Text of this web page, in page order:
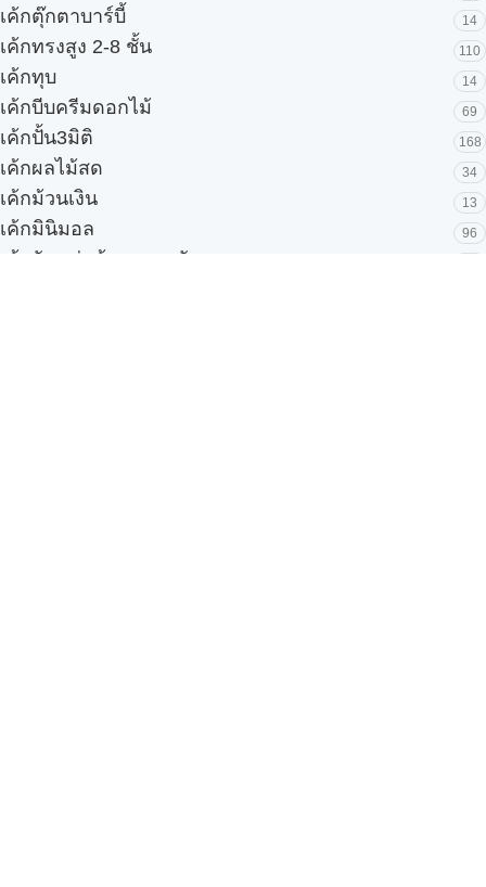
เค้กตุ๊กตาบาร์บี้ 14
เค้กทรงสูง 2-8 ชั้น 110
เค้กทุบ 14
เค้กบีบครีมดอกไม้ 69
เค้กปั้น3มิติ 168
เค้กผลไม้สด 34
เค้กม้วนเงิน 13
เค้กมินิมอล 96
เค้กวันแม่ เค้กพวงมาลัย